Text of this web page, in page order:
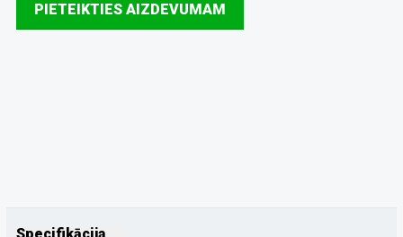
PIETEIKTIES AIZDEVUMAM